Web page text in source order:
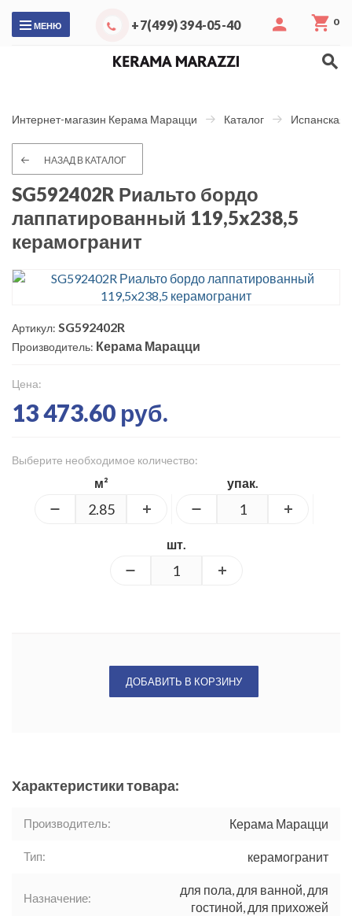
МЕНЮ +7(499) 394-05-40 0
Интернет-магазин Керама Марацци Каталог Испанская
НАЗАД В КАТАЛОГ
SG592402R Риальто бордо
лаппатированный 119,5x238,5
керамогранит
Артикул: SG592402R
Производитель: Керама Марацци
Цена:
13 473.60 руб.
Выберите необходимое количество:
м² упак.
шт.
ДОБАВИТЬ В КОРЗИНУ
Характеристики товара:
Производитель: Керама Марацци
Тип: керамогранит
Назначение:
для пола, для ванной, для
гостиной, для прихожей